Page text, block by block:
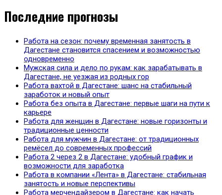
Последние прогнозы
Работа на сезон: почему временная занятость в
Дагестане становится спасением и возможностью
одновременно
Мужская сила и дело по рукам: как зарабатывать в
Дагестане, не уезжая из родных гор
Работа вахтой в Дагестане: шанс на стабильный
заработок и новый опыт
Работа без опыта в Дагестане: первые шаги на пути к
карьере
Работа для женщин в Дагестане: новые горизонты и
традиционные ценности
Работа для мужчин в Дагестане: от традиционных
ремёсел до современных профессий
Работа 2 через 2 в Дагестане: удобный график и
возможности для заработка
Работа в компании «Лента» в Дагестане: стабильная
занятость и новые перспективы
Работа мерчендайзером в Дагестане: как начать